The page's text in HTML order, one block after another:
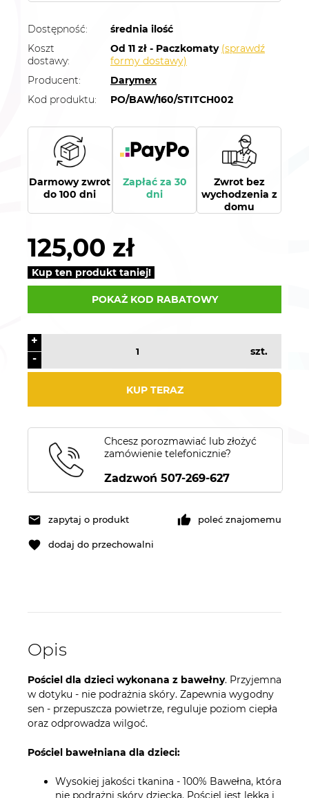
Dostępność:
średnia ilość
Koszt
dostawy:
Od 11 zł - Paczkomaty (sprawdź
formy dostawy)
Producent:
Darymex
Kod produktu:
PO/BAW/160/STITCH002
Darmowy zwrot
do 100 dni
Zapłać za 30
dni
Zwrot bez
wychodzenia z
domu
125,00 zł
Kup ten produkt taniej!
POKAŻ KOD RABATOWY
-
+
szt.
KUP TERAZ
Chcesz porozmawiać lub złożyć
zamówienie telefonicznie?
Zadzwoń 507-269-627
zapytaj o produkt poleć znajomemu
dodaj do przechowalni
Opis
Pościel dla dzieci wykonana z bawełny. Przyjemna
w dotyku - nie podrażnia skóry. Zapewnia wygodny
sen - przepuszcza powietrze, reguluje poziom ciepła
oraz odprowadza wilgoć.
Pościel bawełniana dla dzieci:
Wysokiej jakości tkanina - 100% Bawełna, która
nie podrażni skóry dziecka. Pościel jest lekka i